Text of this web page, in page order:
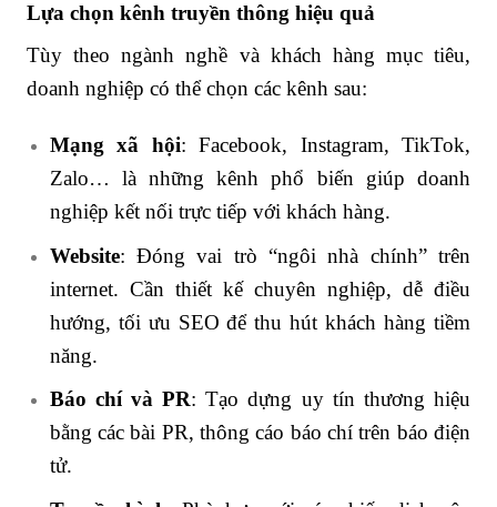
Lựa chọn kênh truyền thông hiệu quả
Tùy theo ngành nghề và khách hàng mục tiêu,
doanh nghiệp có thể chọn các kênh sau:
Mạng xã hội: Facebook, Instagram, TikTok,
Zalo… là những kênh phổ biến giúp doanh
nghiệp kết nối trực tiếp với khách hàng.
Website: Đóng vai trò “ngôi nhà chính” trên
internet. Cần thiết kế chuyên nghiệp, dễ điều
hướng, tối ưu SEO để thu hút khách hàng tiềm
năng.
Báo chí và PR: Tạo dựng uy tín thương hiệu
bằng các bài PR, thông cáo báo chí trên báo điện
tử.